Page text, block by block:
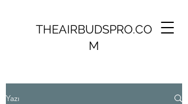
THEAIRBUDSPRO.CO
M
Yazı